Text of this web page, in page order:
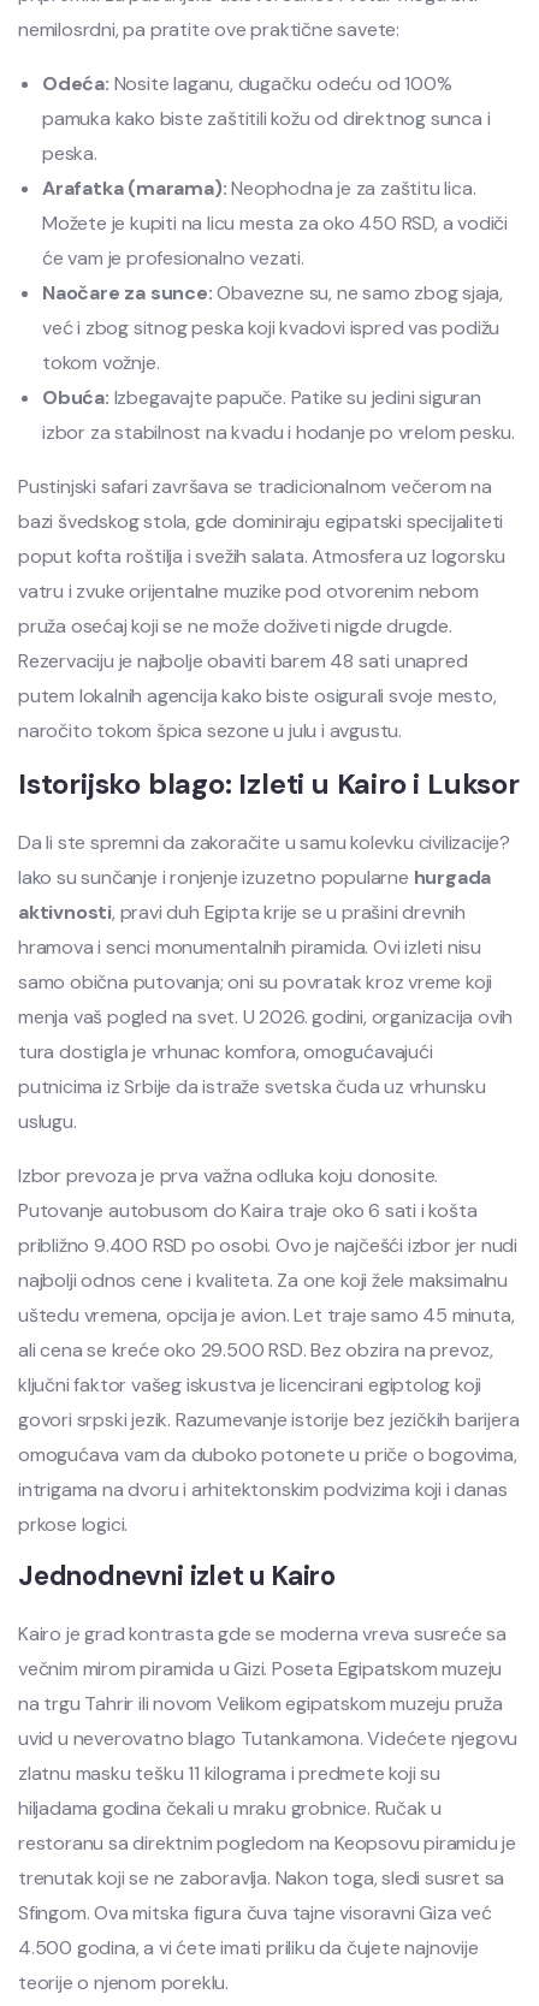
nemilosrdni, pa pratite ove praktične savete:
Odeća: Nosite laganu, dugačku odeću od 100%
pamuka kako biste zaštitili kožu od direktnog sunca i
peska.
Arafatka (marama):Neophodna je za zaštitu lica.
Možete je kupiti na licu mesta za oko 450 RSD, a vodiči
će vam je profesionalno vezati.
Naočare za sunce:Obavezne su, ne samo zbog sjaja,
već i zbog sitnog peska koji kvadovi ispred vas podižu
tokom vožnje.
Obuća: Izbegavajte papuče. Patike su jedini siguran
izbor za stabilnost na kvadu i hodanje po vrelom pesku.
Pustinjski safari završava se tradicionalnom večerom na
bazi švedskog stola, gde dominiraju egipatski specijaliteti
poput kofta roštilja i svežih salata. Atmosfera uz logorsku
vatru i zvuke orijentalne muzike pod otvorenim nebom
pruža osećaj koji se ne može doživeti nigde drugde.
Rezervaciju je najbolje obaviti barem 48 sati unapred
putem lokalnih agencija kako biste osigurali svoje mesto,
naročito tokom špica sezone u julu i avgustu.
Istorijsko blago: Izleti u Kairo i Luksor
Da li ste spremni da zakoračite u samu kolevku civilizacije?
Iako su sunčanje i ronjenje izuzetno popularne hurgada
aktivnosti, pravi duh Egipta krije se u prašini drevnih
hramova i senci monumentalnih piramida. Ovi izleti nisu
samo obična putovanja; oni su povratak kroz vreme koji
menja vaš pogled na svet. U 2026. godini, organizacija ovih
tura dostigla je vrhunac komfora, omogućavajući
putnicima iz Srbije da istraže svetska čuda uz vrhunsku
uslugu.
Izbor prevoza je prva važna odluka koju donosite.
Putovanje autobusom do Kaira traje oko 6 sati i košta
približno 9.400 RSD po osobi. Ovo je najčešći izbor jer nudi
najbolji odnos cene i kvaliteta. Za one koji žele maksimalnu
uštedu vremena, opcija je avion. Let traje samo 45 minuta,
ali cena se kreće oko 29.500 RSD. Bez obzira na prevoz,
ključni faktor vašeg iskustva je licencirani egiptolog koji
govori srpski jezik. Razumevanje istorije bez jezičkih barijera
omogućava vam da duboko potonete u priče o bogovima,
intrigama na dvoru i arhitektonskim podvizima koji i danas
prkose logici.
Jednodnevni izlet u Kairo
Kairo je grad kontrasta gde se moderna vreva susreće sa
večnim mirom piramida u Gizi. Poseta Egipatskom muzeju
na trgu Tahrir ili novom Velikom egipatskom muzeju pruža
uvid u neverovatno blago Tutankamona. Videćete njegovu
zlatnu masku tešku 11 kilograma i predmete koji su
hiljadama godina čekali u mraku grobnice. Ručak u
restoranu sa direktnim pogledom na Keopsovu piramidu je
trenutak koji se ne zaboravlja. Nakon toga, sledi susret sa
Sfingom. Ova mitska figura čuva tajne visoravni Giza već
4.500 godina, a vi ćete imati priliku da čujete najnovije
teorije o njenom poreklu.